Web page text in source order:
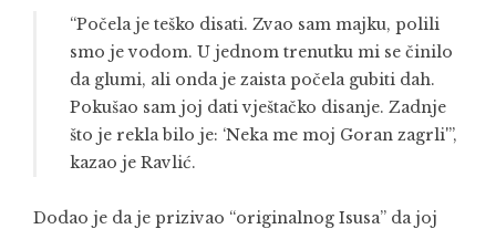
“Počela je teško disati. Zvao sam majku, polili
smo je vodom. U jednom trenutku mi se činilo
da glumi, ali onda je zaista počela gubiti dah.
Pokušao sam joj dati vještačko disanje. Zadnje
što je rekla bilo je: ‘Neka me moj Goran zagrli'”,
kazao je Ravlić.
Dodao je da je prizivao “originalnog Isusa” da joj